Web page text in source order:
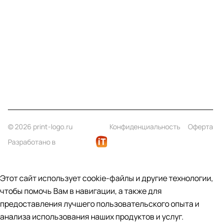
© 2026 print-logo.ru Конфиденциальность
Оферта
Разработано в
Этот сайт использует cookie-файлы и другие технологии,
чтобы помочь Вам в навигации, а также для
предоставления лучшего пользовательского опыта и
анализа использования наших продуктов и услуг.